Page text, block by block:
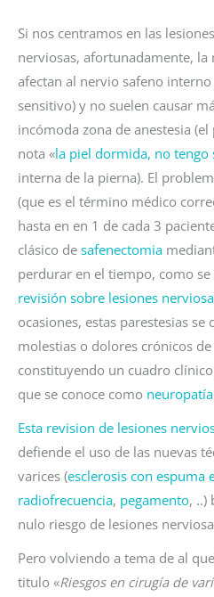
Si nos centramos en las
nerviosas, afortunadamente, la
afectan al nervio safeno
sensitivo) y no suelen causar
incómoda zona de anestesia
nota «la piel dormida, no tengo
interna de la pierna). El
(que es el término médico
hasta en en 1 de cada 3
clásico de safenectomia
perdurar en el tiempo, como se
revisión sobre lesiones
ocasiones, estas parestesias
molestias o dolores crónicos
constituyendo un cuadro
que se conoce como
Esta revision de lesiones
defiende el uso de las nuevas
varices (esclerosis con espuma
radiofrecuencia, pegamento, ..)
nulo riesgo de lesiones
Pero volviendo a tema de al
titulo «Riesgos en cirugía de